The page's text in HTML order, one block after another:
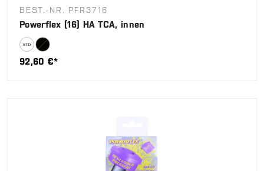
BEST.-NR. PFR3716
Powerflex (16) HA TCA, innen
92,60 €*